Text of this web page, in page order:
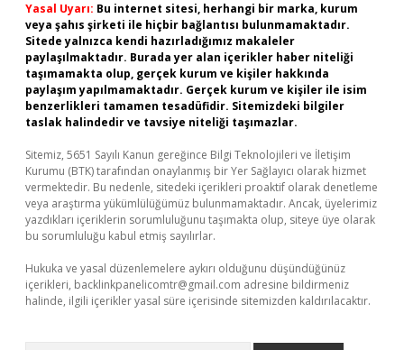
Yasal Uyarı: Bu internet sitesi, herhangi bir marka, kurum
veya şahıs şirketi ile hiçbir bağlantısı bulunmamaktadır.
Sitede yalnızca kendi hazırladığımız makaleler
paylaşılmaktadır. Burada yer alan içerikler haber niteliği
taşımamakta olup, gerçek kurum ve kişiler hakkında
paylaşım yapılmamaktadır. Gerçek kurum ve kişiler ile isim
benzerlikleri tamamen tesadüfidir. Sitemizdeki bilgiler
taslak halindedir ve tavsiye niteliği taşımazlar.
Sitemiz, 5651 Sayılı Kanun gereğince Bilgi Teknolojileri ve İletişim
Kurumu (BTK) tarafından onaylanmış bir Yer Sağlayıcı olarak hizmet
vermektedir. Bu nedenle, sitedeki içerikleri proaktif olarak denetleme
veya araştırma yükümlülüğümüz bulunmamaktadır. Ancak, üyelerimiz
yazdıkları içeriklerin sorumluluğunu taşımakta olup, siteye üye olarak
bu sorumluluğu kabul etmiş sayılırlar.
Hukuka ve yasal düzenlemelere aykırı olduğunu düşündüğünüz
içerikleri, backlinkpanelicomtr@gmail.com adresine bildirmeniz
halinde, ilgili içerikler yasal süre içerisinde sitemizden kaldırılacaktır.